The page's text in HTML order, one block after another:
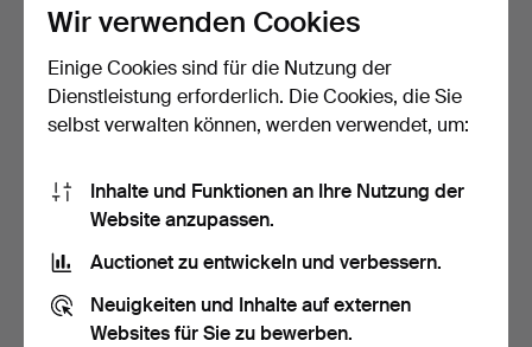
8 Orden Abzeichen UDSSR.
3 Tage
47 USD
Sie können auch inBeendete Auktionen aus unserem
suchen.
Wir verwenden Cookies
Einige Cookies sind für die Nutzung der
Dienstleistung erforderlich. Die Cookies, die Sie
selbst verwalten können, werden verwendet, um:
Inhalte und Funktionen an Ihre Nutzung der
Website anzupassen.
Auctionet zu entwickeln und verbessern.
Neuigkeiten und Inhalte auf externen
Websites für Sie zu bewerben.